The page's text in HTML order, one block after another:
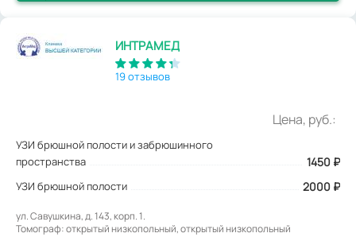
ИНТРАМЕД
19 отзывов
Цена, руб.:
УЗИ брюшной полости и забрюшинного
пространства
1450 ₽
УЗИ брюшной полости 2000 ₽
ул. Савушкина, д. 143, корп. 1.
Томограф: открытый низкопольный, открытый низкопольный